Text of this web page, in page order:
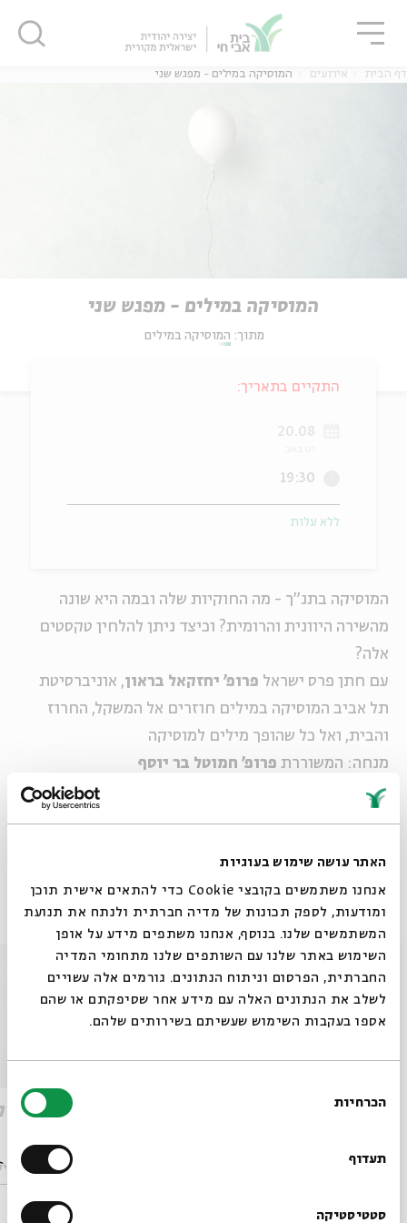
האתר עושה שימוש בעוגיות
אנחנו משתמשים בקובצי Cookie כדי להתאים אישית תוכן
ומודעות, לספק תכונות של מדיה חברתית ולנתח את תנועת
המשתמשים שלנו. בנוסף, אנחנו משתפים מידע על אופן
השימוש באתר שלנו עם השותפים שלנו מתחומי המדיה
החברתית, הפרסום וניתוח הנתונים. גורמים אלה עשויים
לשלב את הנתונים האלה עם מידע אחר שסיפקתם או שהם
אספו בעקבות השימוש שעשיתם בשירותים שלהם.
הסכמה
הכרחיות
תעדוף
סטטיסטיקה
דף הבית אירועים המוסיקה במילים - מפגש שני
המוסיקה במילים - מפגש שני
מתוך: המוסיקה במילים
המוסיקה בתנ"ך - מה החוקיות שלה ובמה היא שונה
מהשירה היוונית והרומית? וכיצד ניתן להלחין טקסטים
אלה?
עם חתן פרס ישראל פרופ' יחזקאל בראון, אוניברסיטת
תל אביב המוסיקה במילים חוזרים אל המשקל, החרוז
והבית, ואל כל שהופך מילים למוסיקה
מנחה: המשוררת פרופ' חמוטל בר יוסף
התקיים בתאריך:
20.08
19:30
ללא עלות
אירועים נוספים בסדרה
המוסיקה במילים - מפגש שישי
מתוך: מתוך:
סגור
סגור